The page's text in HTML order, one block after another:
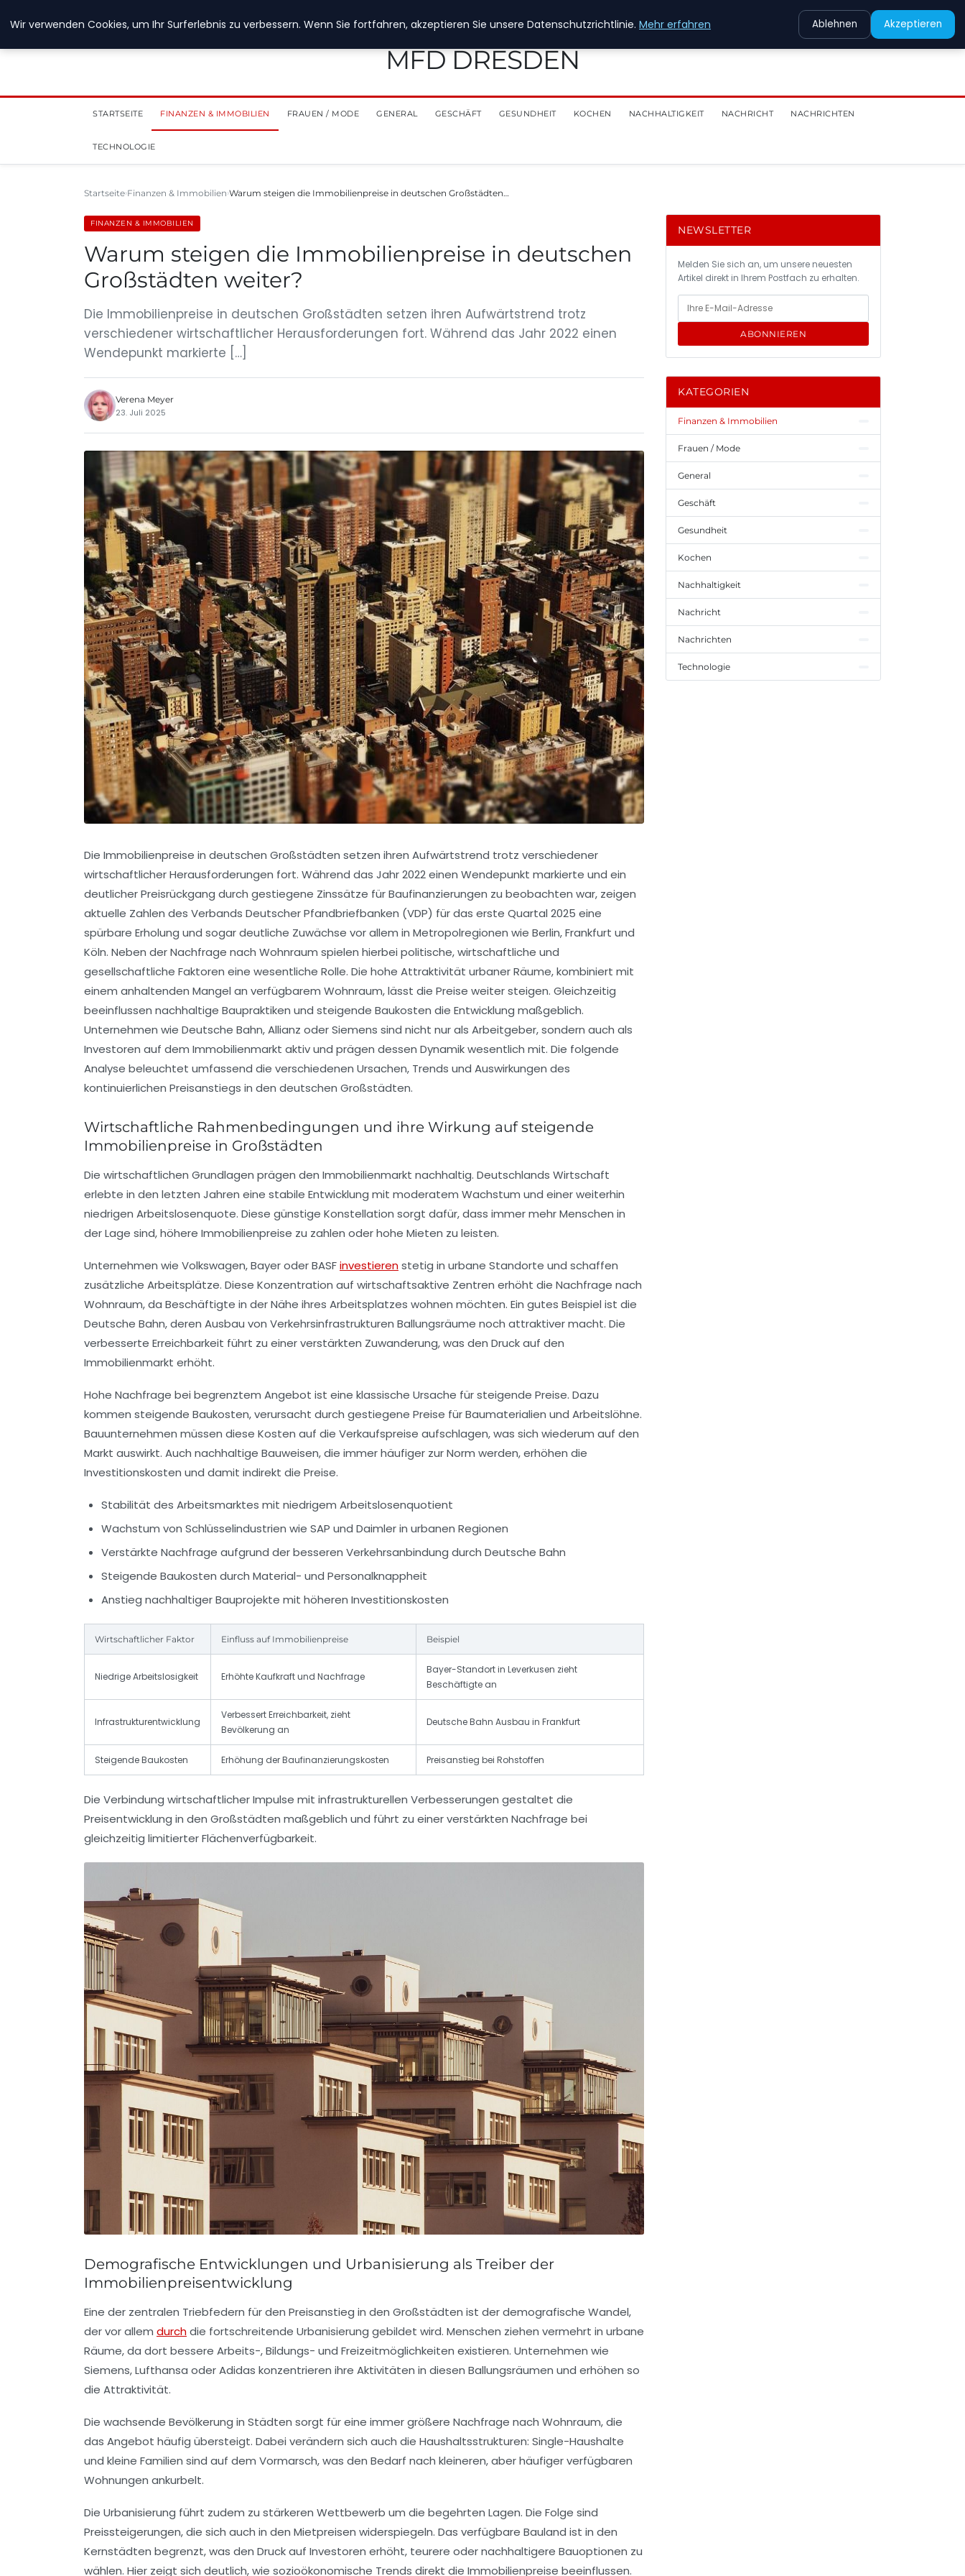
MFD DRESDEN
STARTSEITE FINANZEN & IMMOBILIEN FRAUEN / MODE GENERAL GESCHÄFT GESUNDHEIT KOCHEN NACHHALTIGKEIT NACHRICHT NACHRICHTEN
TECHNOLOGIE
Startseite Finanzen & Immobilien Warum steigen die Immobilienpreise in deutschen Großstädten…
FINANZEN & IMMOBILIEN
Warum steigen die Immobilienpreise in deutschen
Großstädten weiter?
Die Immobilienpreise in deutschen Großstädten setzen ihren Aufwärtstrend trotz
verschiedener wirtschaftlicher Herausforderungen fort. Während das Jahr 2022 einen
Wendepunkt markierte […]
Verena Meyer
23. Juli 2025
Die Immobilienpreise in deutschen Großstädten setzen ihren Aufwärtstrend trotz verschiedener
wirtschaftlicher Herausforderungen fort. Während das Jahr 2022 einen Wendepunkt markierte und ein
deutlicher Preisrückgang durch gestiegene Zinssätze für Baufinanzierungen zu beobachten war, zeigen
aktuelle Zahlen des Verbands Deutscher Pfandbriefbanken (VDP) für das erste Quartal 2025 eine
spürbare Erholung und sogar deutliche Zuwächse vor allem in Metropolregionen wie Berlin, Frankfurt und
Köln. Neben der Nachfrage nach Wohnraum spielen hierbei politische, wirtschaftliche und
gesellschaftliche Faktoren eine wesentliche Rolle. Die hohe Attraktivität urbaner Räume, kombiniert mit
einem anhaltenden Mangel an verfügbarem Wohnraum, lässt die Preise weiter steigen. Gleichzeitig
beeinflussen nachhaltige Baupraktiken und steigende Baukosten die Entwicklung maßgeblich.
Unternehmen wie Deutsche Bahn, Allianz oder Siemens sind nicht nur als Arbeitgeber, sondern auch als
Investoren auf dem Immobilienmarkt aktiv und prägen dessen Dynamik wesentlich mit. Die folgende
Analyse beleuchtet umfassend die verschiedenen Ursachen, Trends und Auswirkungen des
kontinuierlichen Preisanstiegs in den deutschen Großstädten.
Wirtschaftliche Rahmenbedingungen und ihre Wirkung auf steigende
Immobilienpreise in Großstädten
Die wirtschaftlichen Grundlagen prägen den Immobilienmarkt nachhaltig. Deutschlands Wirtschaft
erlebte in den letzten Jahren eine stabile Entwicklung mit moderatem Wachstum und einer weiterhin
niedrigen Arbeitslosenquote. Diese günstige Konstellation sorgt dafür, dass immer mehr Menschen in
der Lage sind, höhere Immobilienpreise zu zahlen oder hohe Mieten zu leisten.
Unternehmen wie Volkswagen, Bayer oder BASFinvestierenstetig in urbane Standorte und schaffen
zusätzliche Arbeitsplätze. Diese Konzentration auf wirtschaftsaktive Zentren erhöht die Nachfrage nach
Wohnraum, da Beschäftigte in der Nähe ihres Arbeitsplatzes wohnen möchten. Ein gutes Beispiel ist die
Deutsche Bahn, deren Ausbau von Verkehrsinfrastrukturen Ballungsräume noch attraktiver macht. Die
verbesserte Erreichbarkeit führt zu einer verstärkten Zuwanderung, was den Druck auf den
Immobilienmarkt erhöht.
Hohe Nachfrage bei begrenztem Angebot ist eine klassische Ursache für steigende Preise. Dazu
kommen steigende Baukosten, verursacht durch gestiegene Preise für Baumaterialien und Arbeitslöhne.
Bauunternehmen müssen diese Kosten auf die Verkaufspreise aufschlagen, was sich wiederum auf den
Markt auswirkt. Auch nachhaltige Bauweisen, die immer häufiger zur Norm werden, erhöhen die
Investitionskosten und damit indirekt die Preise.
Stabilität des Arbeitsmarktes mit niedrigem Arbeitslosenquotient
Wachstum von Schlüsselindustrien wie SAP und Daimler in urbanen Regionen
Verstärkte Nachfrage aufgrund der besseren Verkehrsanbindung durch Deutsche Bahn
Steigende Baukosten durch Material- und Personalknappheit
Anstieg nachhaltiger Bauprojekte mit höheren Investitionskosten
Wirtschaftlicher Faktor Einfluss auf Immobilienpreise Beispiel
Niedrige Arbeitslosigkeit Erhöhte Kaufkraft und Nachfrage
Bayer-Standort in Leverkusen zieht
Beschäftigte an
Infrastrukturentwicklung
Verbessert Erreichbarkeit, zieht
Bevölkerung an
Deutsche Bahn Ausbau in Frankfurt
Steigende Baukosten Erhöhung der Baufinanzierungskosten Preisanstieg bei Rohstoffen
Die Verbindung wirtschaftlicher Impulse mit infrastrukturellen Verbesserungen gestaltet die
Preisentwicklung in den Großstädten maßgeblich und führt zu einer verstärkten Nachfrage bei
gleichzeitig limitierter Flächenverfügbarkeit.
Demografische Entwicklungen und Urbanisierung als Treiber der
Immobilienpreisentwicklung
Eine der zentralen Triebfedern für den Preisanstieg in den Großstädten ist der demografische Wandel,
der vor allem durchdie fortschreitende Urbanisierung gebildet wird. Menschen ziehen vermehrt in urbane
Räume, da dort bessere Arbeits-, Bildungs- und Freizeitmöglichkeiten existieren. Unternehmen wie
Siemens, Lufthansa oder Adidas konzentrieren ihre Aktivitäten in diesen Ballungsräumen und erhöhen so
die Attraktivität.
Die wachsende Bevölkerung in Städten sorgt für eine immer größere Nachfrage nach Wohnraum, die
das Angebot häufig übersteigt. Dabei verändern sich auch die Haushaltsstrukturen: Single-Haushalte
und kleine Familien sind auf dem Vormarsch, was den Bedarf nach kleineren, aber häufiger verfügbaren
Wohnungen ankurbelt.
Die Urbanisierung führt zudem zu stärkeren Wettbewerb um die begehrten Lagen. Die Folge sind
Preissteigerungen, die sich auch in den Mietpreisen widerspiegeln. Das verfügbare Bauland ist in den
Kernstädten begrenzt, was den Druck auf Investoren erhöht, teurere oder nachhaltigere Bauoptionen zu
wählen. Hier zeigt sich deutlich, wie sozioökonomische Trends direkt die Immobilienpreise beeinflussen.
NEWSLETTER
Melden Sie sich an, um unsere neuesten
Artikel direkt in Ihrem Postfach zu erhalten.
ABONNIEREN
KATEGORIEN
Finanzen & Immobilien
Frauen / Mode
General
Geschäft
Gesundheit
Kochen
Nachhaltigkeit
Nachricht
Nachrichten
Technologie
Wir verwenden Cookies, um Ihr Surferlebnis zu verbessern. Wenn Sie fortfahren, akzeptieren Sie unsere Datenschutzrichtlinie. Mehr erfahren Ablehnen Akzeptieren